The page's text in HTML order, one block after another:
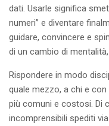
dati. Usarle significa
numeri” e diventare
guidare, convincere e
di un cambio di
Rispondere in modo
quale mezzo, a chi e
più comuni e costosi. Di
incomprensibili spediti